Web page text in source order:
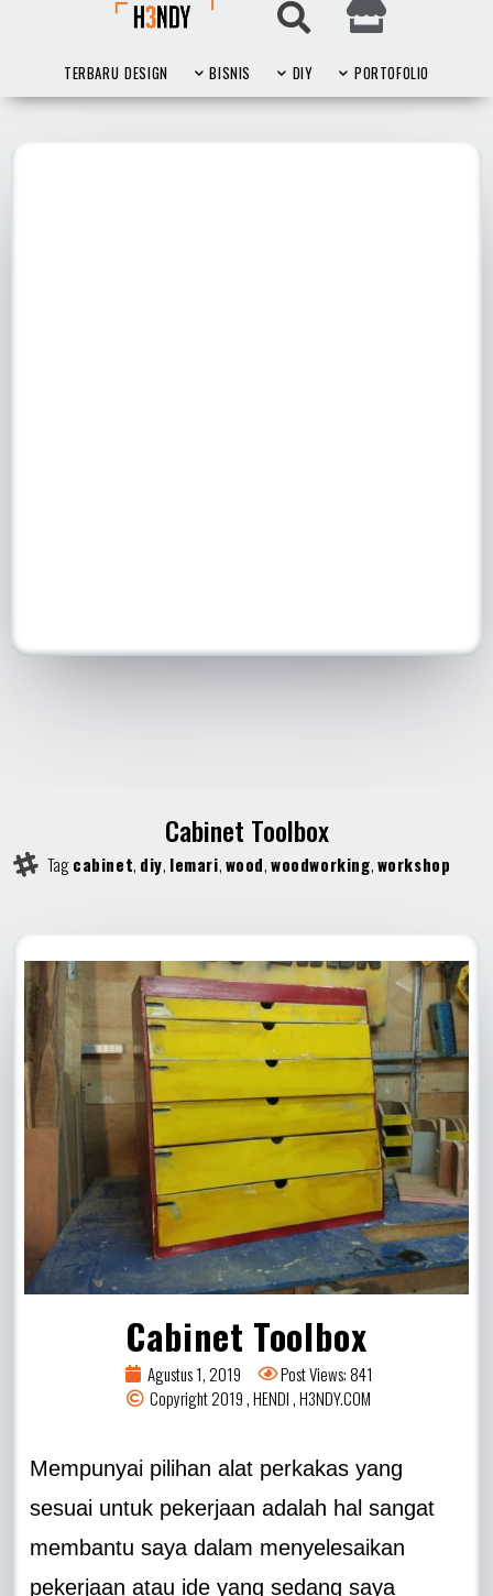
TERBARU DESIGN BISNIS DIY PORTOFOLIO
Cabinet Toolbox
Tagcabinet, diy, lemari,wood,woodworking,workshop
Cabinet Toolbox
Agustus 1, 2019
Post Views: 841
Copyright 2019 , HENDI , H3NDY.COM
Mempunyai pilihan alat perkakas yang
sesuai untuk pekerjaan adalah hal sangat
membantu saya dalam menyelesaikan
pekerjaan atau ide yang sedang saya